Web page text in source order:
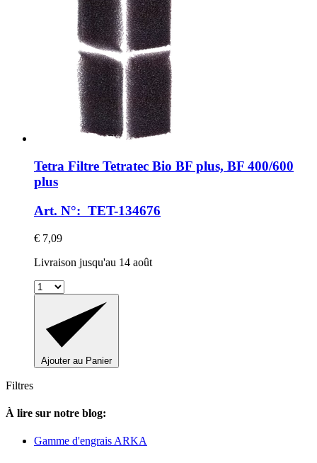
Tetra Filtre Tetratec Bio BF plus, BF 400/600
plus
Art. N°: TET-134676
€ 7,09
Livraison jusqu'au 14 août
Ajouter au Panier
Filtres
À lire sur notre blog:
Gamme d'engrais ARKA